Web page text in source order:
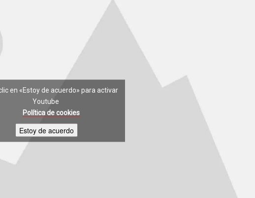
en «Estoy de acuerdo» para activar
Youtube
Política de cookies
Estoy de acuerdo